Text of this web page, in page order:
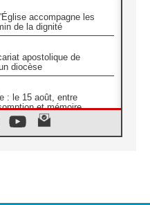
accompagne les
de la dignité
apostolique de
diocèse
: le 15 août, entre
et mémoire